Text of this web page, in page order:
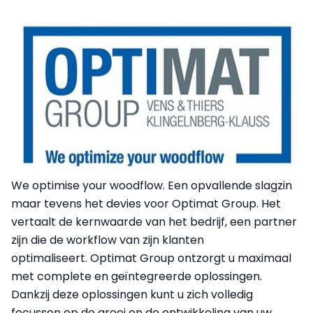
We optimise your woodflow. Een opvallende slagzin
maar tevens het devies voor Optimat Group. Het
vertaalt de kernwaarde van het bedrijf, een partner
zijn die de workflow van zijn klanten
optimaliseert. Optimat Group ontzorgt u maximaal
met complete en geïntegreerde oplossingen.
Dankzij deze oplossingen kunt u zich volledig